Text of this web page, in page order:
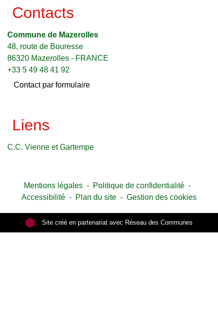
Contacts
Commune de Mazerolles
48, route de Bouresse
86320 Mazerolles - FRANCE
+33 5 49 48 41 92
Contact par formulaire
Liens
C.C. Vienne et Gartempe
Mentions légales - Politique de confidentialité -
Accessibilité - Plan du site - Gestion des cookies
Site créé en partenariat avec Réseau des Communes